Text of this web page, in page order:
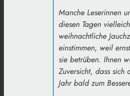
Manche Leserinnen
diesen Tagen
weihnachtliche
einstimmen, weil
sie betrüben. Ihnen
Zuversicht, dass
Jahr bald zum